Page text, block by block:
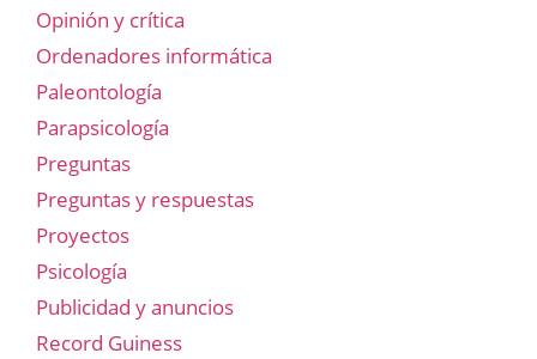
Opinión y crítica
Ordenadores informática
Paleontología
Parapsicología
Preguntas
Preguntas y respuestas
Proyectos
Psicología
Publicidad y anuncios
Record Guiness